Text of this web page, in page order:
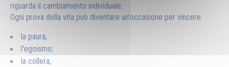
riguarda il cambiamento individuale.
Ogni prova della vita può diventare un'occasione per vincere:
la paura;
l'egoismo;
la collera;